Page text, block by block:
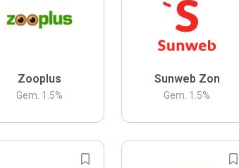
Zooplus
Gem. 1.5%
Sunweb Zon
Gem. 1.5%